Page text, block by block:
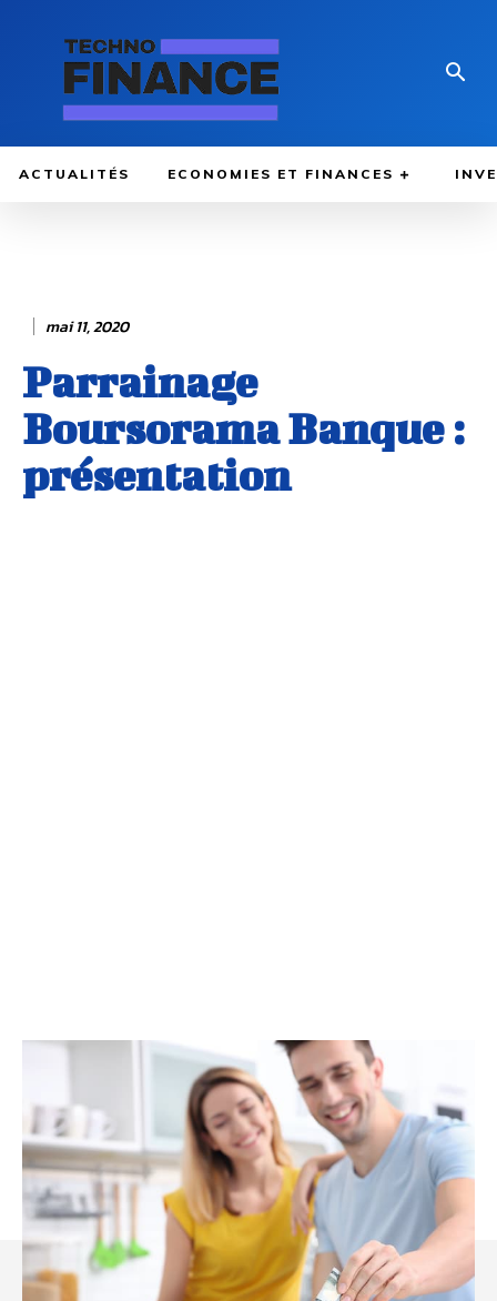
ACTUALITÉS ECONOMIES ET FINANCES
mai 11, 2020
Parrainage
Boursorama Banque :
présentation